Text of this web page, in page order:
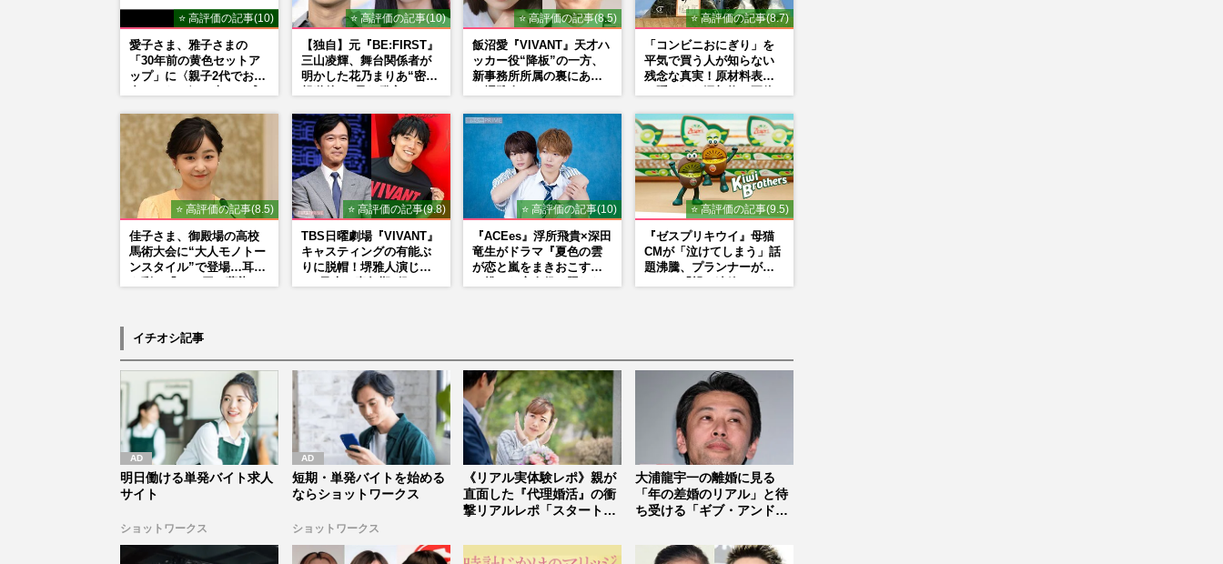
⭐ 高評価の記事(10)
愛子さま、雅子さまの
「30年前の黄色セットア
ップ」に〈親子2代でお似
森英恵さんとの絆
⭐ 高評価の記事(10)
【独自】元『BE:FIRST』
三山凌輝、舞台関係者が
明かした花乃まりあ“密会
答えた共演舞台の行方
⭐ 高評価の記事(8.5)
飯沼愛『VIVANT』天才ハ
ッカー役“降板”の一方、
新事務所所属の裏にあっ
⭐ 高評価の記事(8.7)
「コンビニおにぎり」を
平気で買う人が知らない
残念な真実！原材料表示
⭐ 高評価の記事(8.5)
佳子さま、御殿場の高校
馬術大会に“大人モノトー
ンスタイル”で登場…耳元
⭐ 高評価の記事(9.8)
TBS日曜劇場『VIVANT』
キャスティングの有能ぶ
りに脱帽！堺雅人演じ
⭐ 高評価の記事(10)
『ACEes』浮所飛貴×深田
竜生がドラマ『夏色の雲
が恋と嵐をまきおこす』
⭐ 高評価の記事(9.5)
『ゼスプリキウイ』母猫
CMが「泣けてしまう」話
題沸騰、プランナーが明
イチオシ記事
明日働ける単発バイト求人
サイト
ショットワークス
短期・単発バイトを始める
ならショットワークス
ショットワークス
《リアル実体験レポ》親が
直面した『代理婚活』の衝
撃リアルレポ「スタートラ
大浦龍宇一の離婚に見る
「年の差婚のリアル」と待
ち受ける「ギブ・アンド・